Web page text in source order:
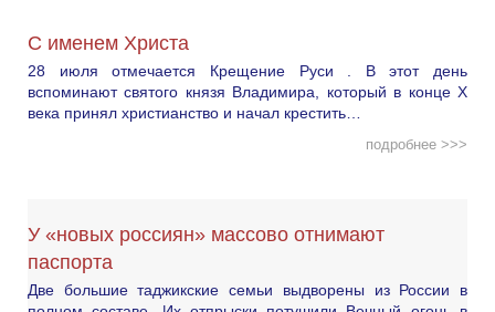
С именем Христа
28 июля отмечается Крещение Руси . В этот день
вспоминают святого князя Владимира, который в конце X
века принял христианство и начал крестить…
подробнее >>>
У «новых россиян» массово отнимают
паспорта
Две большие таджикские семьи выдворены из России в